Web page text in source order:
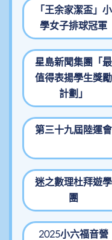
「王余家潔盃」小
學女子排球冠軍
星島新聞集團「最
值得表揚學生獎勵
計劃」
第三十九屆陸運會
迷之數理杜拜遊學
團
2025小六福音營